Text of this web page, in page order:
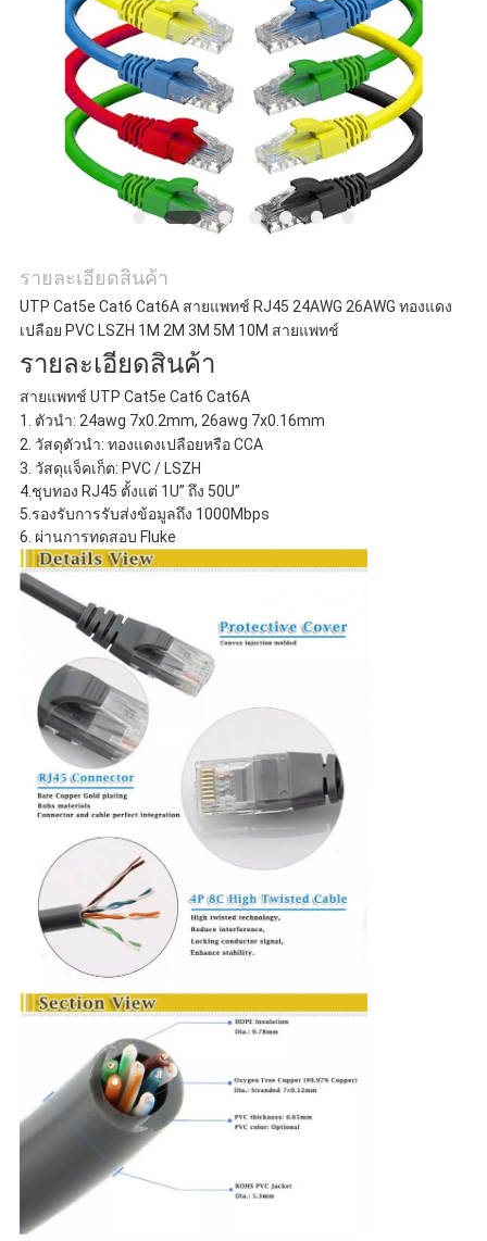
นโยบาย
ความ
รายละเอียดสินค้า
UTP Cat5e Cat6 Cat6A สายแพทช์ RJ45 24AWG 26AWG ทองแดง
เปลือย PVC LSZH 1M 2M 3M 5M 10M สายแพทช์
รายละเอียดสินค้า
สายแพทช์ UTP Cat5e Cat6 Cat6A
1. ตัวนำ: 24awg 7x0.2mm, 26awg 7x0.16mm
2. วัสดุตัวนำ: ทองแดงเปลือยหรือ CCA
3. วัสดุแจ็คเก็ต: PVC / LSZH
4.ชุบทอง RJ45 ตั้งแต่ 1U” ถึง 50U”
5.รองรับการรับส่งข้อมูลถึง 1000Mbps
6. ผ่านการทดสอบ Fluke